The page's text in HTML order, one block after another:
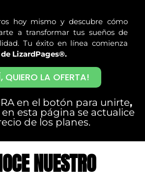
hoy mismo y descubre cómo
a transformar tus sueños de
Tu éxito en línea comienza
LizardPages®.
QUIERO LA OFERTA!
en el botón para unirte,
esta página se actualice
de los planes.
NUESTRO